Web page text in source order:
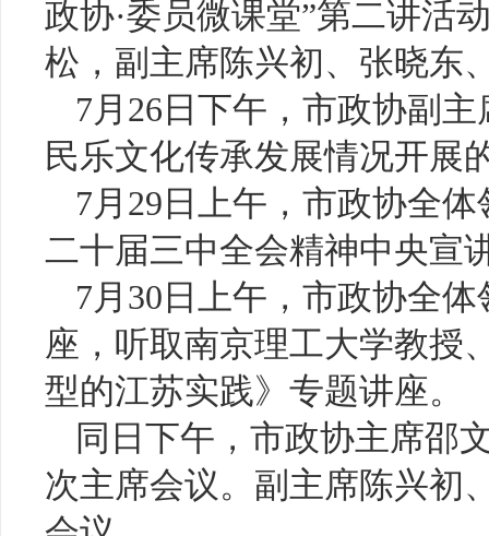
政协·委员微课堂”第二讲活
松，副主席陈兴初、张晓东
7月26日下午，市政协副
民乐文化传承发展情况开展
7月29日上午，市政协全
二十届三中全会精神中央宣
7月30日上午，市政协全
座，听取南京理工大学教授
型的江苏实践》专题讲座。
同日下午，市政协主席邵
次主席会议。副主席陈兴初